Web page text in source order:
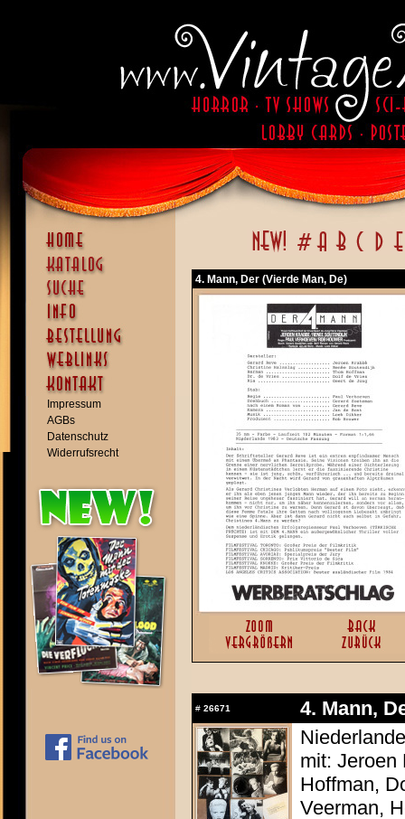
Impressum
AGBs
Datenschutz
Widerrufsrecht
4. Mann, Der (Vierde Man, De)
# 26671
4. Mann,
mit: Jeroen
Hoffman,
Veerman,